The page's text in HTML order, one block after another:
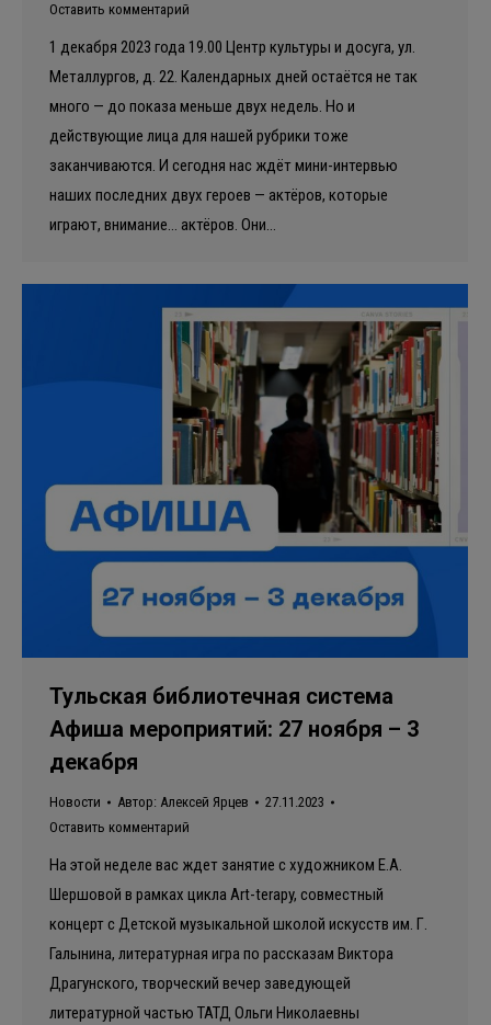
Оставить комментарий
1 декабря 2023 года 19.00 Центр культуры и досуга, ул.
Металлургов, д. 22. Календарных дней остаётся не так
много — до показа меньше двух недель. Но и
действующие лица для нашей рубрики тоже
заканчиваются. И сегодня нас ждёт мини-интервью
наших последних двух героев — актёров, которые
играют, внимание… актёров. Они…
Тульская библиотечная система
Афиша мероприятий: 27 ноября – 3
декабря
Новости Автор: Алексей Ярцев
27.11.2023
Оставить комментарий
На этой неделе вас ждет занятие с художником Е.А.
Шершовой в рамках цикла Art-terapy, совместный
концерт с Детской музыкальной школой искусств им. Г.
Галынина, литературная игра по рассказам Виктора
Драгунского, творческий вечер заведующей
литературной частью ТАТД Ольги Николаевны